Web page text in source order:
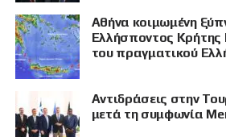
ΠΡΟΒΟΛΗ
Αθήνα κοιμωμένη
Ελλήσποντος Κρήτης
του πραγματικού
Αντιδράσεις στην
μετά τη συμφωνία